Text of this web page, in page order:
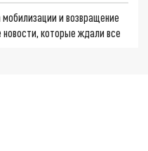
и возвращение
которые ждали все